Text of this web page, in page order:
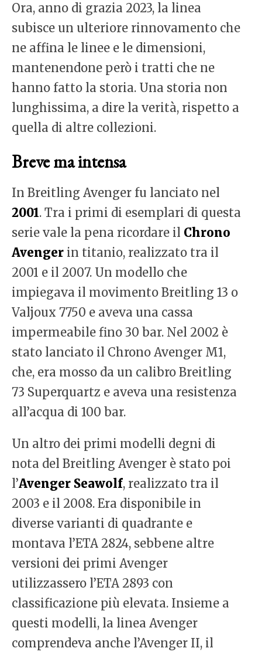
Ora, anno di grazia 2023, la linea
subisce un ulteriore rinnovamento che
ne affina le linee e le dimensioni,
mantenendone però i tratti che ne
hanno fatto la storia. Una storia non
lunghissima, a dire la verità, rispetto a
quella di altre collezioni.
Breve ma intensa
In Breitling Avenger fu lanciato nel
2001. Tra i primi di esemplari di questa
serie vale la pena ricordare il Chrono
Avenger in titanio, realizzato tra il
2001 e il 2007. Un modello che
impiegava il movimento Breitling 13 o
Valjoux 7750 e aveva una cassa
impermeabile fino 30 bar. Nel 2002 è
stato lanciato il Chrono Avenger M1,
che, era mosso da un calibro Breitling
73 Superquartz e aveva una resistenza
all’acqua di 100 bar.
Un altro dei primi modelli degni di
nota del Breitling Avenger è stato poi
l’Avenger Seawolf, realizzato tra il
2003 e il 2008. Era disponibile in
diverse varianti di quadrante e
montava l’ETA 2824, sebbene altre
versioni dei primi Avenger
utilizzassero l’ETA 2893 con
classificazione più elevata. Insieme a
questi modelli, la linea Avenger
comprendeva anche l’Avenger II, il